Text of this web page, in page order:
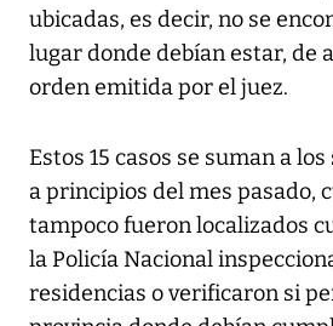
ubicadas, es decir, no se
lugar donde debían estar, de
orden emitida por el juez.
Estos 15 casos se suman a
a principios del mes pasado,
tampoco fueron localizados
la Policía Nacional
residencias o verificaron si